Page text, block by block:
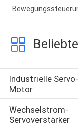
Industrielle Servo-
Motor
Wechselstrom-
Servoverstärker